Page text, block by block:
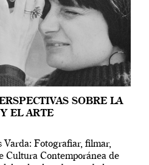
SOBRE LA
EL ARTE
Varda: Fotografiar, filmar,
Cultura Contemporánea de